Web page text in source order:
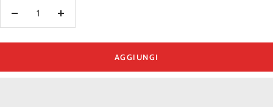
Diminuire
Aumenta
AGGIUNGI